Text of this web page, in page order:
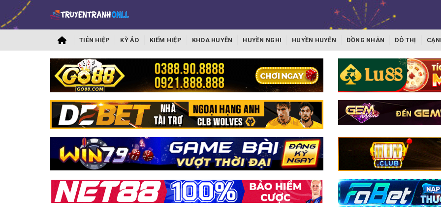
TIÊN HIỆP KỲ ẢO KIẾM HIỆP KHOA HUYỄN HUYỀN NGHI HUYỀN HUYỄN ĐỒNG NHÂN ĐÔ THỊ